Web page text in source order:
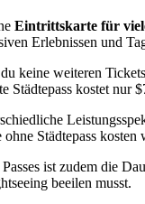
Eintrittskarte für
Erlebnissen und
keine weiteren
Städtepass kostet nur
Städtepass kosten
ist zudem die
beeilen musst.